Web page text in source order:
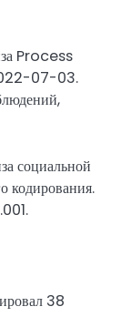
Process
07-03.
социальной
кодирования.
38